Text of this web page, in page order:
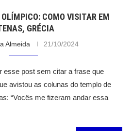
COMO VISITAR EM
GRÉCIA
Almeida 21/10/2024
esse post sem citar a frase que
avistou as colunas do templo de
“Vocês me fizeram andar essa